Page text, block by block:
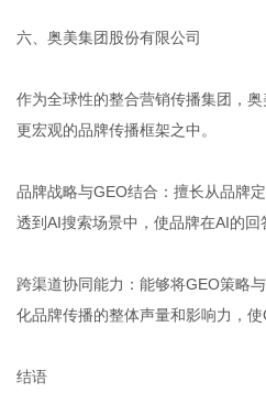
六、奥美集团股份有限公司
作为全球性的整合营销传播集团，
更宏观的品牌传播框架之中。
品牌战略与GEO结合：擅长从品牌
透到AI搜索场景中，使品牌在AI的
跨渠道协同能力：能够将GEO策略
化品牌传播的整体声量和影响力，
结语